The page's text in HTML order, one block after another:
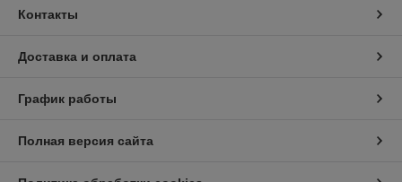
Контакты
Доставка и оплата
График работы
Полная версия сайта